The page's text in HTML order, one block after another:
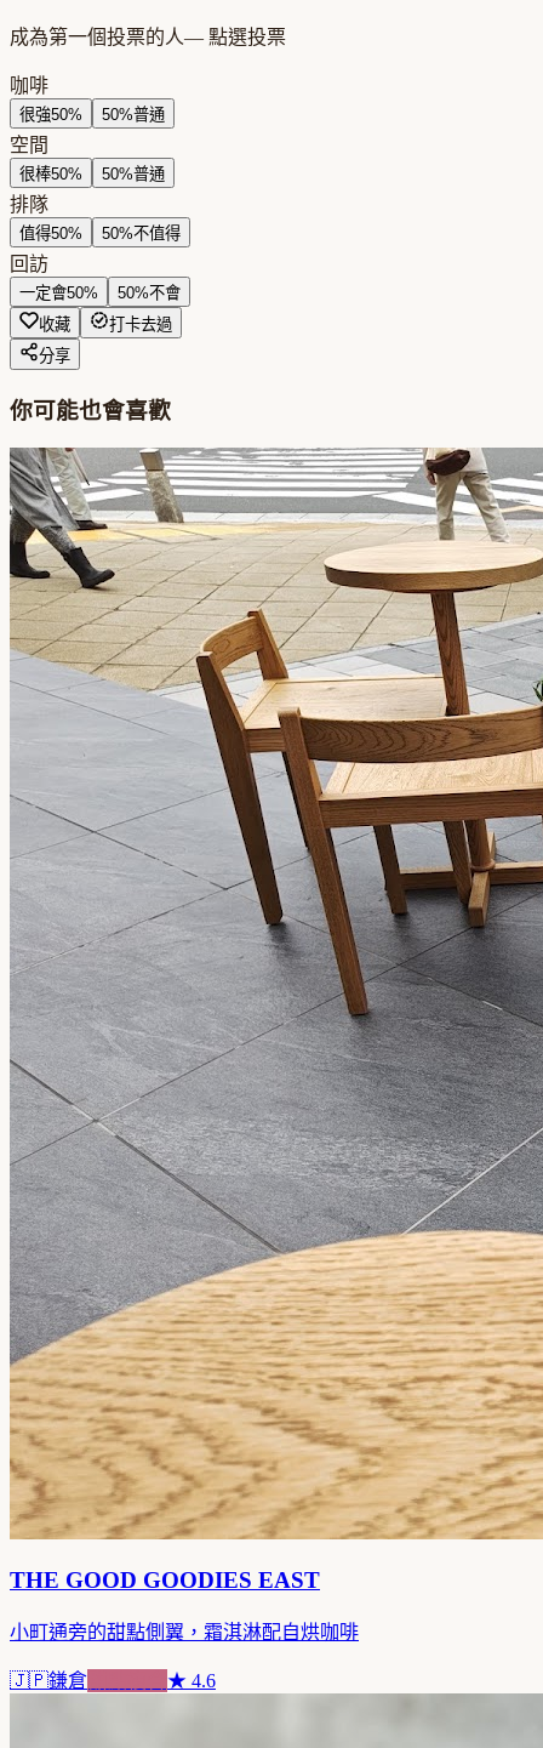
成為第一個投票的人— 點選投票
咖啡
很強50% 50%普通
空間
很棒50% 50%普通
排隊
值得50% 50%不值得
回訪
一定會50% 50%不會
收藏
打卡去過
分享
你可能也會喜歡
THE GOOD GOODIES EAST
小町通旁的甜點側翼，霜淇淋配自烘咖啡
🇯🇵鎌倉 ★ 4.6